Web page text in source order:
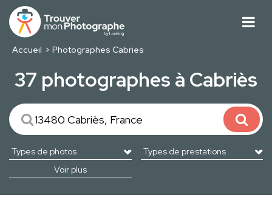
Accueil Photographes Cabries
37 photographes à Cabriès
Voir plus